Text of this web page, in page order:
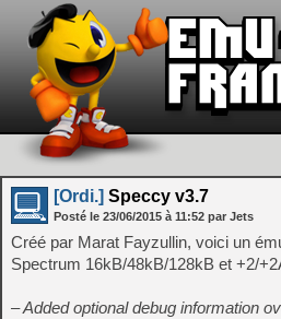
[Ordi.] Speccy v3.7
Posté le 23/06/2015 à 11:52 par Jets
Créé par Marat Fayzullin, voici un
Spectrum 16kB/48kB/128kB et +2/
– Added optional debug information